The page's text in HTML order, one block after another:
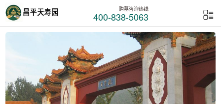
购墓咨询热线
400-838-5063